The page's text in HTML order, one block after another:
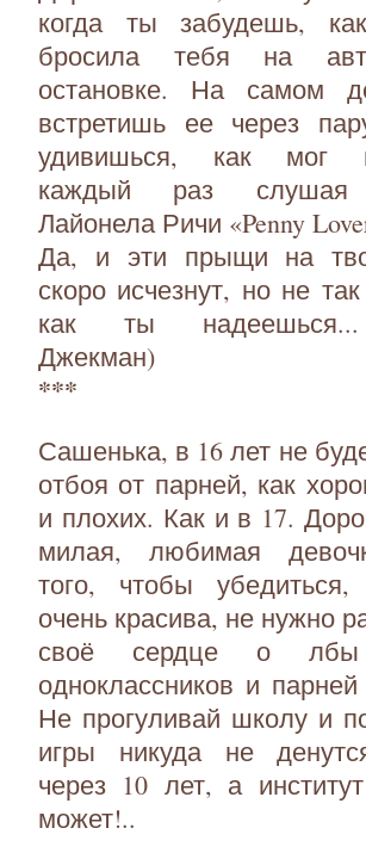
когда ты забудешь,
бросила тебя на
остановке. На самом
встретишь ее через
удивишься, как мог
каждый раз слушая
Лайонела Ричи «Penny
Да, и эти прыщи на
скоро исчезнут, но не
как ты
Джекман)
***
Сашенька, в 16 лет не
отбоя от парней, как
и плохих. Как и в 17.
милая, любимая
того, чтобы
очень красива, не нужно
своё сердце о лбы
одноклассников и
Не прогуливай школу и
игры никуда не
через 10 лет, а
может!..